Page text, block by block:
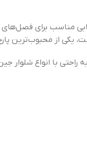
مناسب برای
یکی از محبوب‌ترین
با انواع شلوار